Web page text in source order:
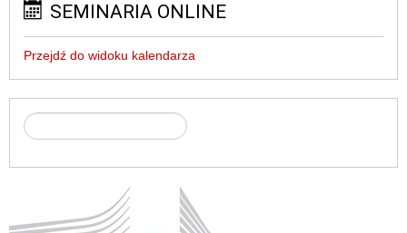
SEMINARIA ONLINE
Przejdź do widoku kalendarza